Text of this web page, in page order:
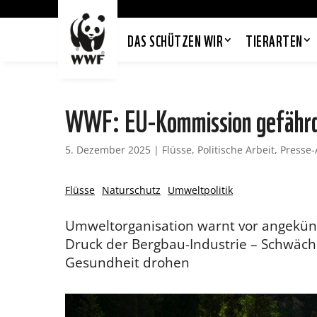
DAS SCHÜTZEN WIR TIERARTEN
WWF: EU-Kommission
5. Dezember 2025 | Flüsse, Politische Arbeit,
Flüsse Naturschutz Umweltpolitik
Umweltorganisation warnt vor
Druck der Bergbau-Industrie –
Gesundheit drohen